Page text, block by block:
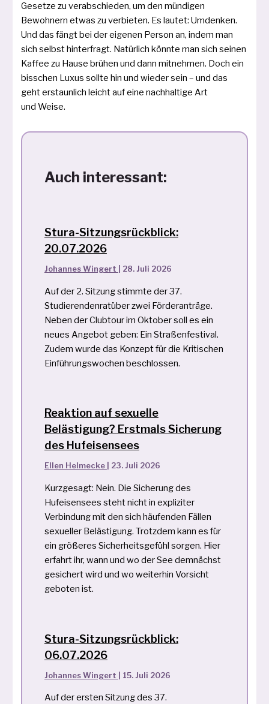
Gesetze zu ver­ab­schie­den, um den mün­di­gen
Bewohnern etwas zu ver­bie­ten. Es lau­tet: Umdenken.
Und das fängt bei der eige­nen Person an, indem man
sich selbst hin­ter­fragt. Natürlich könn­te man sich sei­nen
Kaffee zu Hause brü­hen und dann mit­neh­men. Doch ein
biss­chen Luxus soll­te hin und wie­der sein – und das
geht erstaun­lich leicht auf eine nach­hal­ti­ge Art
und Weise.
Auch interessant:
Stura-Sitzungsrückblick:
20.07.2026
Johannes Wingert 28. Juli 2026
Auf der 2. Sitzung stimmte der 37.
Studierendenratüber zwei Förderanträge.
Neben der Clubtour im Oktober soll es ein
neues Angebot geben: Ein Straßenfestival.
Zudem wurde das Konzept für die Kritischen
Einführungswochen beschlossen.
Reaktion auf sexuelle
Belästigung? Erstmals Sicherung
des Hufeisensees
Ellen Helmecke 23. Juli 2026
Kurzgesagt: Nein. Die Sicherung des
Hufeisensees steht nicht in expliziter
Verbindung mit den sich häufenden Fällen
sexueller Belästigung. Trotzdem kann es für
ein größeres Sicherheitsgefühl sorgen. Hier
erfahrt ihr, wann und wo der See demnächst
gesichert wird und wo weiterhin Vorsicht
geboten ist.
Stura-Sitzungsrückblick:
06.07.2026
Johannes Wingert 15. Juli 2026
Auf der ersten Sitzung des 37.